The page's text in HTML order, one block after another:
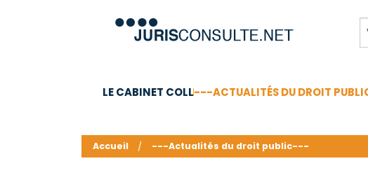
LE CABINET COLL---ACTUALITÉS DU DROIT
Accueil ---Actualités du droit public---